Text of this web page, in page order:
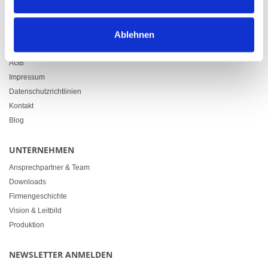
Ablehnen
Downloads
AGB
Impressum
Datenschutzrichtlinien
Kontakt
Blog
UNTERNEHMEN
Ansprechpartner & Team
Downloads
Firmengeschichte
Vision & Leitbild
Produktion
NEWSLETTER ANMELDEN